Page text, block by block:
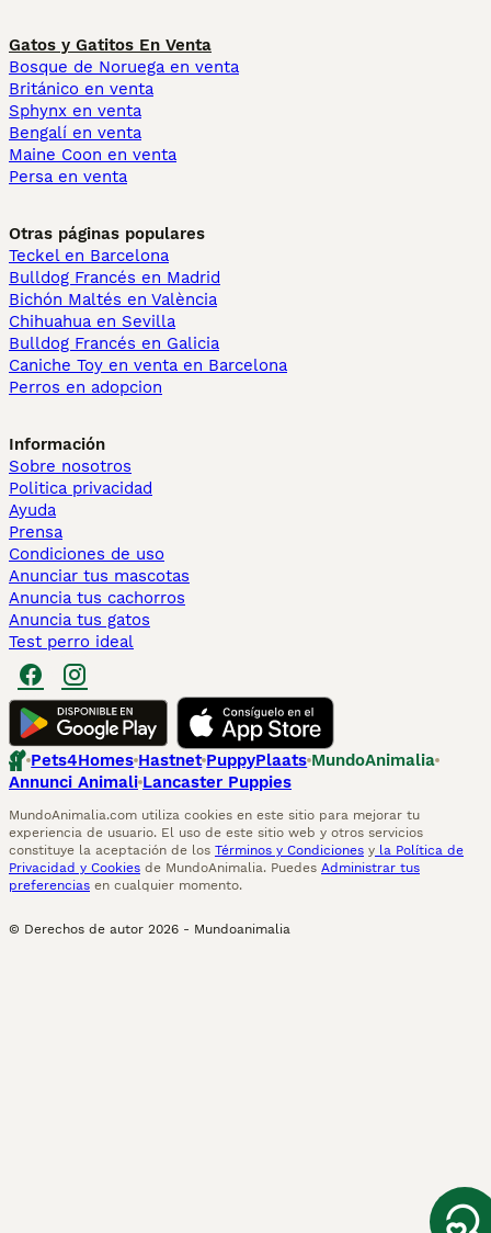
Gatos y Gatitos En Venta
Bosque de Noruega en venta
Británico en venta
Sphynx en venta
Bengalí en venta
Maine Coon en venta
Persa en venta
Otras páginas populares
Teckel en Barcelona
Bulldog Francés en Madrid
Bichón Maltés en València
Chihuahua en Sevilla
Bulldog Francés en Galicia
Caniche Toy en venta en Barcelona
Perros en adopcion
Información
Sobre nosotros
Politica privacidad
Ayuda
Prensa
Condiciones de uso
Anunciar tus mascotas
Anuncia tus cachorros
Anuncia tus gatos
Test perro ideal
Pets4Homes Hastnet PuppyPlaats MundoAnimalia
Annunci Animali Lancaster Puppies
MundoAnimalia.com utiliza cookies en este sitio para mejorar tu
experiencia de usuario. El uso de este sitio web y otros servicios
constituye la aceptación de los Términos y Condiciones y la Política de
Privacidad y Cookies de MundoAnimalia. Puedes Administrar tus
preferencias en cualquier momento.
© Derechos de autor 2026 - Mundoanimalia